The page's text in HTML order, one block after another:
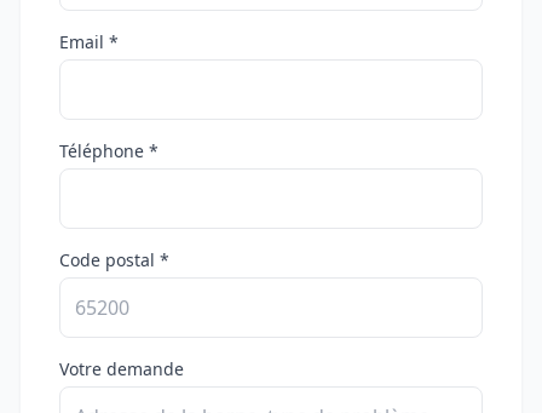
Email *
Téléphone *
Code postal *
Votre demande